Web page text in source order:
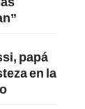
papá
en la